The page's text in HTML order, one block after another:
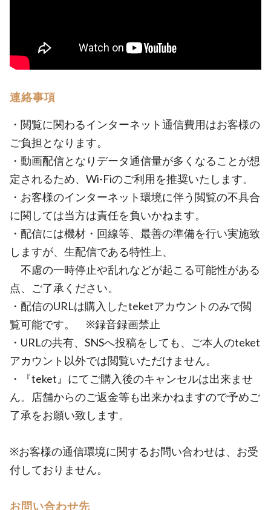
連絡事項
・閲覧に関わるインターネット通信費用はお客様の
ご負担となります。
・動画配信となりデータ通信量が多くなることが想
定されるため、Wi-Fiのご利用を推奨いたします。
・お客様のインターネット環境に伴う閲覧の不具合
に関しては当方は責任を負いかねます。
・配信には機材・回線等、最善の準備を行い実施致
しますが、生配信である特性上、
不慮の一時停止や乱れなどが起こる可能性がある
点、ご了承ください。
・配信のURLは購入したteketアカウントのみで閲
覧可能です。 ※録音録画禁止
・URLの共有、SNSへ投稿をしても、ご本人のteket
アカウント以外では閲覧いただけません。
・『teket』にてご購入後のキャンセルは出来ませ
ん。店舗からのご返金等も出来かねますので予めご
了承をお願い致します。
※お客様の通信環境に関するお問い合わせは、お受
付しておりません。
お問い合わせ先